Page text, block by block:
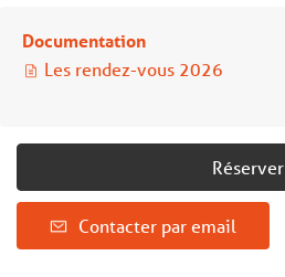
Documentation
Les rendez-vous 2026
Réserver
Contacter par email